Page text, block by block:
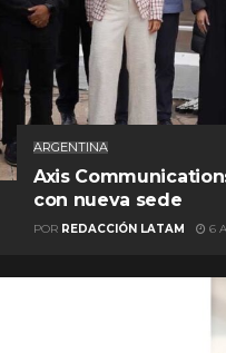
ARGENTINA
Axis
con nueva sede
POR REDACCIÓN LATAM 6